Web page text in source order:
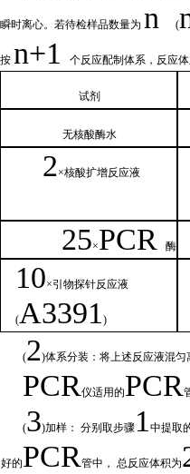
瞬时离心。若待检样品数量为 n(
按n+1个反应配制体系，反应
试剂
无核酸酶水
2×核酸扩增反应液
25×PCR 酶
10×引物探针反应液
(A3391)
(2)体系分装：将上述反应液混
PCR仪适用的PCR
(3)加样： 分别取步骤1 中提取
好的PCR管中， 总反应体积为